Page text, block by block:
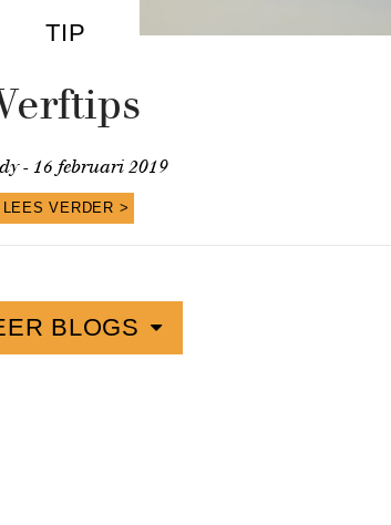
TIP
- 16 februari 2019
LEES VERDER >
BLOGS